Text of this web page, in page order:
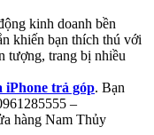
kinh doanh bền
khiến bạn thích thú với
tượng, trang bị nhiều
iPhone trả góp. Bạn
–
hàng Nam Thủy